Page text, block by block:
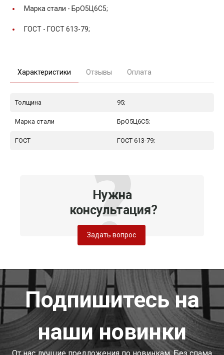
Марка стали - БрО5Ц6С5;
ГОСТ - ГОСТ 613-79;
Характеристики Отзывы Оплата
Толщина 95;
Марка стали БрО5Ц6С5;
ГОСТ ГОСТ 613-79;
Нужна
консультация?
Задать вопрос
Подпишитесь на
наши новинки